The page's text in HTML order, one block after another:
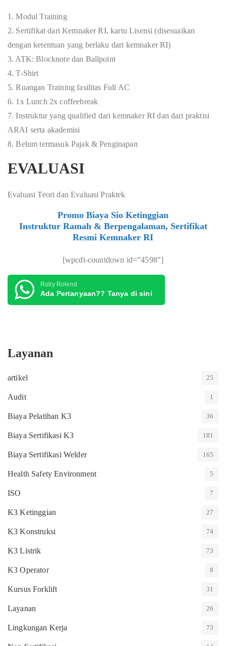
1. Modul Training
2. Sertifikat dari Kemnaker RI, kartu Lisensi (disesuaikan
dengan ketentuan yang berlaku dari kemnaker RI)
3. ATK: Blocknote dan Ballpoint
4. T-Shirt
5. Ruangan Training fasilitas Full AC
6. 1x Lunch 2x coffeebreak
7. Instruktur yang qualified dari kemnaker RI dan dari praktisi
ARAI serta akademisi
8. Belum termasuk Pajak & Penginapan
EVALUASI
Evaluasi Teori dan Evaluasi Praktek
Promo Biaya Sio Ketinggian
Instruktur Ramah & Berpengalaman, Sertifikat
Resmi Kemnaker RI
[wpcdt-countdown id=”4598″]
Rolly Rolend
Ada Pertanyaan?? Tanya di sini
Layanan
artikel 25
Audit 1
Biaya Pelatihan K3 36
Biaya Sertifikasi K3 181
Biaya Sertifikasi Welder 165
Health Safety Environment 5
ISO 7
K3 Ketinggian 27
K3 Konstruksi 74
K3 Listrik 73
K3 Operator 8
Kursus Forklift 31
Layanan 26
Lingkungan Kerja 73